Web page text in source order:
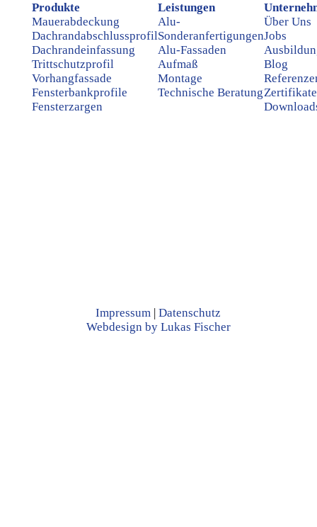
Produkte
Mauerabdeckung
Dachrandabschlussprofil
Dachrandeinfassung
Trittschutzprofil
Vorhangfassade
Fensterbankprofile
Fensterzargen
Leistungen
Alu-
Sonderanfertigungen
Alu-Fassaden
Aufmaß
Montage
Technische Beratung
Über Uns
Jobs
Blog
Impressum |Datenschutz
Webdesign by Lukas Fischer